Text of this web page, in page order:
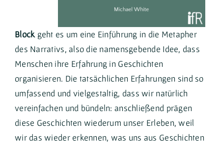
Block geht es um eine Einführung in die Metapher
des Narrativs, also die namensgebende Idee, dass
Menschen ihre Erfahrung in Geschichten
organisieren. Die tatsächlichen Erfahrungen sind so
umfassend und vielgestaltig, dass wir natürlich
vereinfachen und bündeln: anschließend prägen
diese Geschichten wiederum unser Erleben, weil
wir das wieder erkennen, was uns aus Geschichten